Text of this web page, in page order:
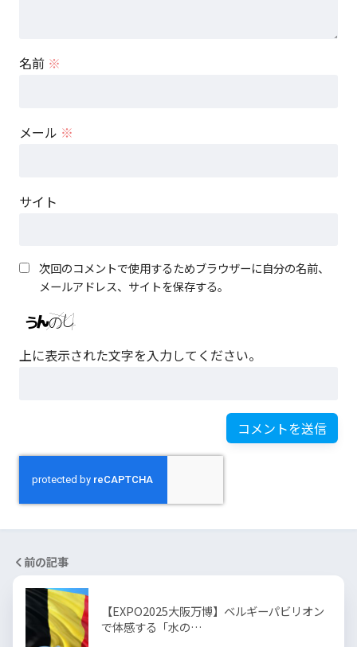
名前 ※
メール ※
サイト
次回のコメントで使用するためブラウザーに自分の名前、
メールアドレス、サイトを保存する。
上に表示された文字を入力してください。
前の記事
【EXPO2025大阪万博】ベルギーパビリオン
で体感する「水の…